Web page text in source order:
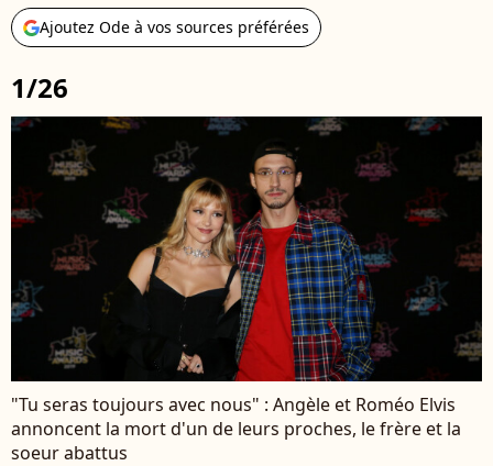
Ajoutez Ode à vos sources préférées
1/26
"Tu seras toujours avec nous" : Angèle et Roméo Elvis
annoncent la mort d'un de leurs proches, le frère et la
soeur abattus